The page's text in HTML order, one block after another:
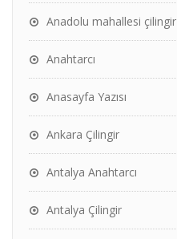
Anadolu mahallesi çilingir
Anahtarcı
Anasayfa Yazısı
Ankara Çilingir
Antalya Anahtarcı
Antalya Çilingir